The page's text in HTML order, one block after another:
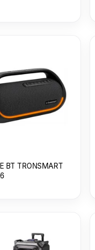
BT TRONSMART